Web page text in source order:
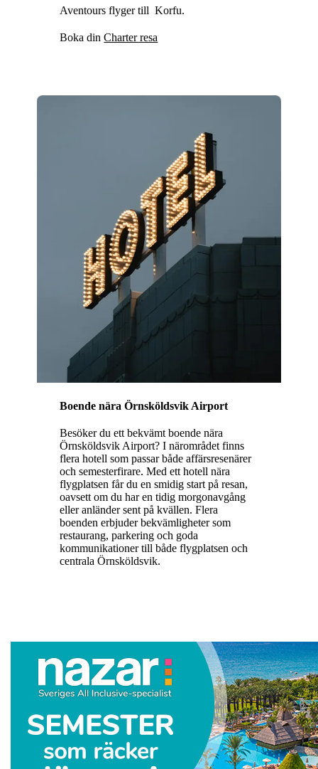
Aventours flyger till Korfu.
Boka dinCharter resa
Boende nära Örnsköldsvik Airport
Besöker du ett bekvämt boende nära
Örnsköldsvik Airport? I närområdet finns
flera hotell som passar både affärsresenärer
och semesterfirare. Med ett hotell nära
flygplatsen får du en smidig start på resan,
oavsett om du har en tidig morgonavgång
eller anländer sent på kvällen. Flera
boenden erbjuder bekvämligheter som
restaurang, parkering och goda
kommunikationer till både flygplatsen och
centrala Örnsköldsvik.